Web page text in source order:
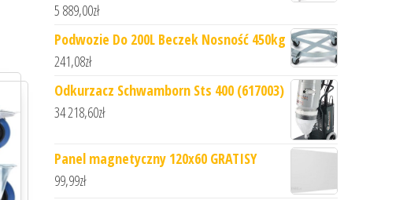
5 889,00zł
Podwozie Do 200L Beczek Nosność 450kg
241,08zł
Odkurzacz Schwamborn Sts 400 (617003)
34 218,60zł
Panel magnetyczny 120x60 GRATISY
99,99zł